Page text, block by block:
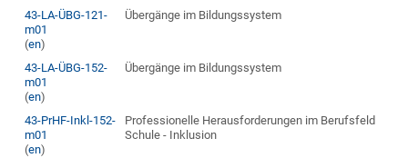
43-LA-ÜBG-121-
m01
(en)
Übergänge im Bildungssystem
43-LA-ÜBG-152-
m01
(en)
Übergänge im Bildungssystem
43-PrHF-Inkl-152-
m01
(en)
Professionelle Herausforderungen im Berufsfeld
Schule - Inklusion